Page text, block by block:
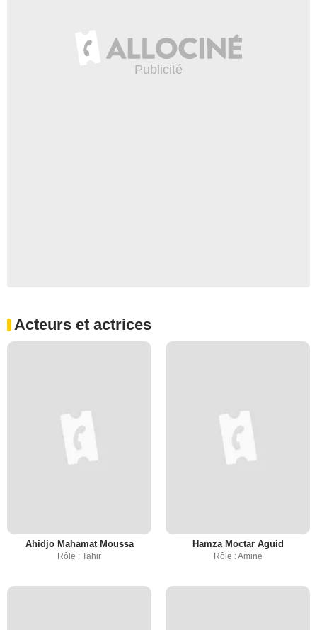
Acteurs et actrices
Ahidjo Mahamat Moussa
Rôle : Tahir
Hamza Moctar Aguid
Rôle : Amine